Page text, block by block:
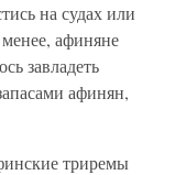
на судах или
менее, афиняне
завладеть
афинян,
триремы